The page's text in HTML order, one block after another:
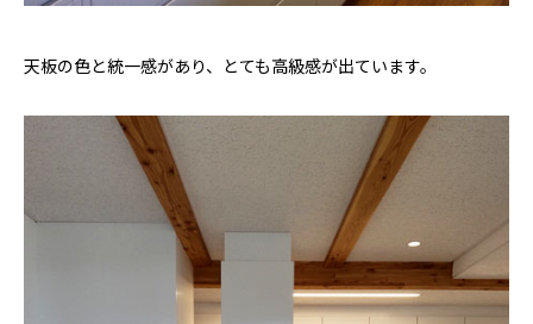
天板の色と統一感があり、とても高級感が出ています。